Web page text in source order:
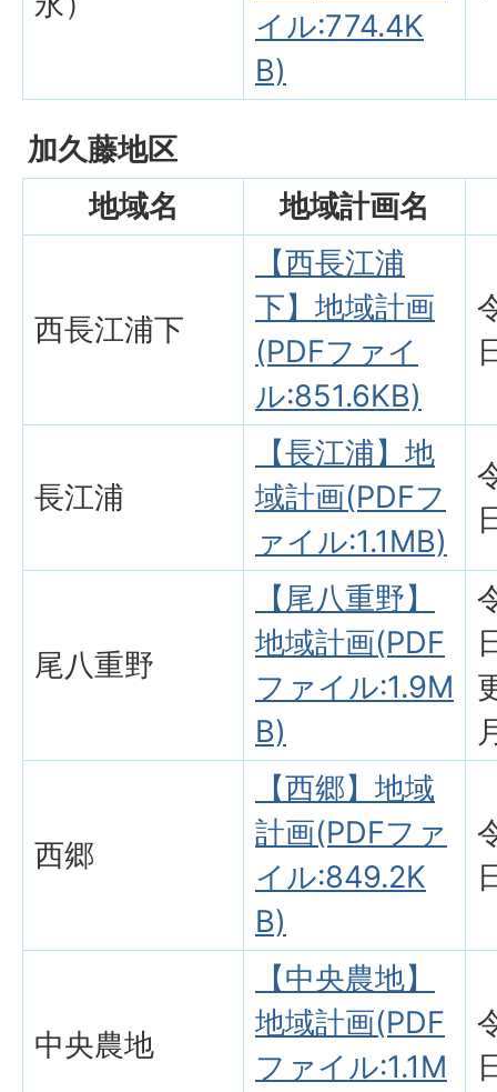
イル:774.4K
B)
加久藤地区
地域名
地域計画名
西長江浦下
【西長江浦
下】地域計画
(PDFファイ
ル:851.6KB)
長江浦
【長江浦】地
域計画(PDFフ
ァイル:1.1MB)
尾八重野
【尾八重野】
地域計画(PDF
ファイル:1.9M
B)
西郷
【西郷】地域
計画(PDFファ
イル:849.2K
B)
中央農地
【中央農地】
地域計画(PDF
ファイル:1.1M